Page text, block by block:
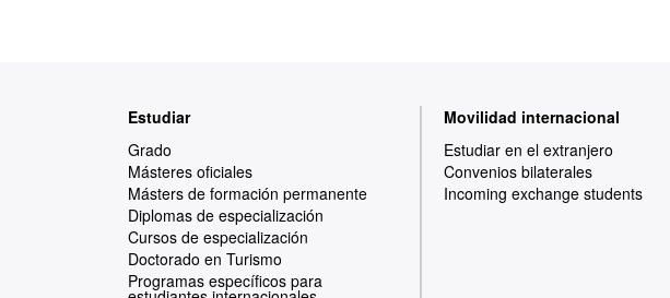
Estudiar
Grado
Másteres oficiales
Másters de formación permanente
Diplomas de especialización
Cursos de especialización
Doctorado en Turismo
Programas específicos para
Movilidad internacional
Estudiar en el extranjero
Convenios bilaterales
Incoming exchange students